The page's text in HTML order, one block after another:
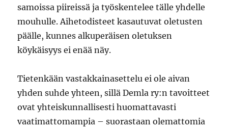
samoissa piireissä ja työskentelee tälle yhdelle
mouhulle. Aihetodisteet kasautuvat oletusten
päälle, kunnes alkuperäisen oletuksen
köykäisyys ei enää näy.
Tietenkään vastakkainasettelu ei ole aivan
yhden suhde yhteen, sillä Demla ry:n tavoitteet
ovat yhteiskunnallisesti huomattavasti
vaatimattomampia – suorastaan olemattomia